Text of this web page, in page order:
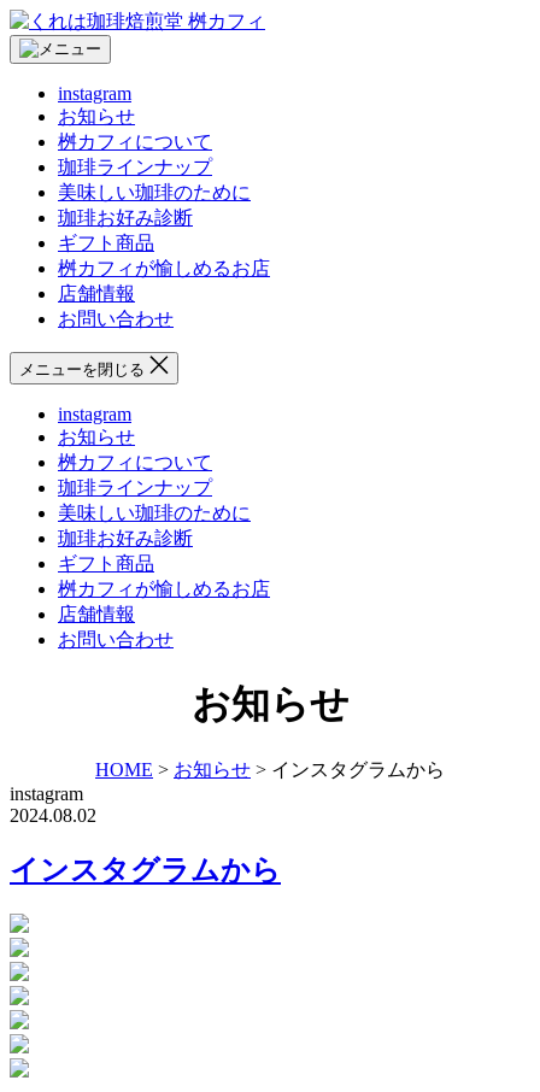
コ
ン
テ
フ
instagram
お知らせ
桝カフィについて
珈琲ラインナップ
美味しい珈琲のために
珈琲お好み診断
ギフト商品
桝カフィが愉しめるお店
店舗情報
お問い合わせ
メニューを閉じる
instagram
お知らせ
桝カフィについて
珈琲ラインナップ
美味しい珈琲のために
珈琲お好み診断
ギフト商品
桝カフィが愉しめるお店
店舗情報
お問い合わせ
お知らせ
HOME > お知らせ > インスタグラムから
instagram
2024.08.02
インスタグラムから